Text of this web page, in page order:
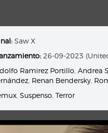
Saw X
26-09-2023
Ramirez Portillo ,Andrea
Renan Bendersky
,Suspenso ,Terror